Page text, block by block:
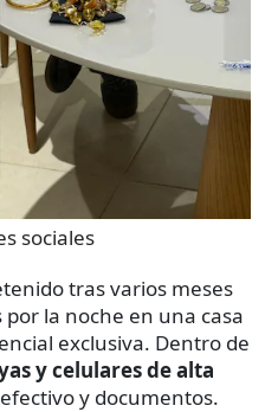
sociales
tras varios meses
la noche en una casa
exclusiva. Dentro de
y celulares de alta
y documentos.